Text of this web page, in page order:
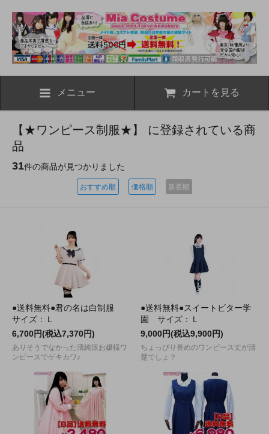
メニュー カートを見る
【★ワンピース制服★】 に登録されている商
品
31件の商品が見つかりました
おすすめ順 価格順 新着順
●送料無料●君の名は白制服
サイズ：Ｌ
6,700円(税込7,370円)
ありそうでなかった清純派お嬢様ワ
ンピースでゲキカワ♪
●送料無料●スイートビター学
園 サイズ：Ｌ
9,000円(税込9,900円)
ちょっぴり長めのワンピース丈が清
楚でしょ？